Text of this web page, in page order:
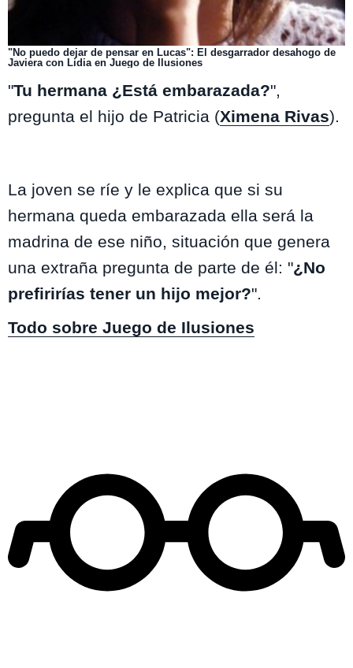
"No puedo dejar de pensar en Lucas": El desgarrador desahogo de
Javiera con Lidia en Juego de Ilusiones
"Tu hermana ¿Está embarazada?",
pregunta el hijo de Patricia (Ximena Rivas).
La joven se ríe y le explica que si su
hermana queda embarazada ella será la
madrina de ese niño, situación que genera
una extraña pregunta de parte de él: "¿No
prefirirías tener un hijo mejor?".
Todo sobre Juego de Ilusiones